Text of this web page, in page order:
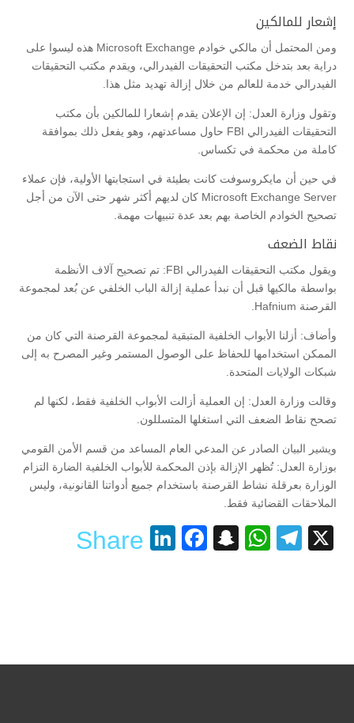
إشعار للمالكين
ومن المحتمل أن مالكي خوادم Microsoft Exchange هذه ليسوا على
دراية بعد بتدخل مكتب التحقيقات الفيدرالي، ويقدم مكتب التحقيقات
الفيدرالي خدمة للعالم من خلال إزالة تهديد مثل هذا.
وتقول وزارة العدل: إن الإعلان يقدم إشعارا للمالكين بأن مكتب
التحقيقات الفيدرالي FBI حاول مساعدتهم، وهو يفعل ذلك بموافقة
كاملة من محكمة في تكساس.
في حين أن مايكروسوفت كانت بطيئة في استجابتها الأولية، فإن عملاء
Microsoft Exchange Server كان لديهم أكثر شهر حتى الآن من أجل
تصحيح الخوادم الخاصة بهم بعد عدة تنبيهات مهمة.
نقاط الضعف
ويقول مكتب التحقيقات الفيدرالي FBI: تم تصحيح آلاف الأنظمة
بواسطة مالكيها قبل أن نبدأ عملية إزالة الباب الخلفي عن بُعد لمجموعة
القرصنة Hafnium.
وأضاف: أزلنا الأبواب الخلفية المتبقية لمجموعة القرصنة التي كان من
الممكن استخدامها للحفاظ على الوصول المستمر وغير المصرح به إلى
شبكات الولايات المتحدة.
وقالت وزارة العدل: إن العملية أزالت الأبواب الخلفية فقط، لكنها لم
تصحح نقاط الضعف التي استغلها المتسللون.
ويشير البيان الصادر عن المدعي العام المساعد من قسم الأمن القومي
بوزارة العدل: تُظهر الإزالة بإذن المحكمة للأبواب الخلفية الضارة التزام
الوزارة بعرقلة نشاط القرصنة باستخدام جميع أدواتنا القانونية، وليس
الملاحقات القضائية فقط.
X
Telegram
WhatsApp
Snapchat
Facebook
LinkedIn
Share